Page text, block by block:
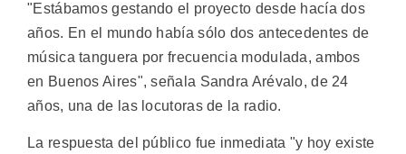
"Estábamos gestando el proyecto desde hacía dos
años. En el mundo había sólo dos antecedentes de
música tanguera por frecuencia modulada, ambos
en Buenos Aires", señala Sandra Arévalo, de 24
años, una de las locutoras de la radio.
La respuesta del público fue inmediata "y hoy existe